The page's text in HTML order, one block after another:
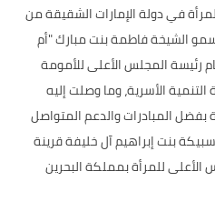
في دولة الإمارات الشقيقة من
الشيخة فاطمة بنت مبارك "أم
رئيسة المجلس الأعلى للأمومة
الأسرية، وما وصلت إليه
بفضل المبادرات والدعم المتواصل
بنت إبراهيم آل خليفة قرينة
للمرأة بمملكة البحرين